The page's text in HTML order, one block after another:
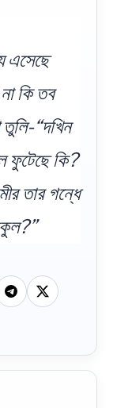
এসেছে
কি তব
“দখিন
ফুটেছে কি?
তার গন্ধে